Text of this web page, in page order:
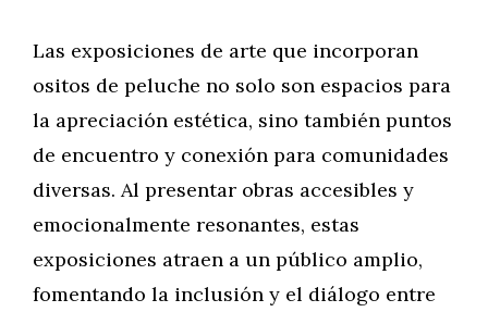
Las exposiciones de arte que incorporan
ositos de peluche no solo son espacios para
la apreciación estética, sino también puntos
de encuentro y conexión para comunidades
diversas. Al presentar obras accesibles y
emocionalmente resonantes, estas
exposiciones atraen a un público amplio,
fomentando la inclusión y el diálogo entre